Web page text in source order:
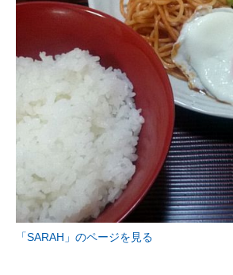
「SARAH」のページを見る